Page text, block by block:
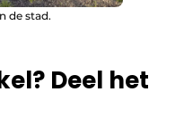
de stad.
Deel het